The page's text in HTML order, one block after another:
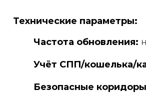
Технические параметры:
Частота обновления:
Учёт СПП/кошелька/
Безопасные